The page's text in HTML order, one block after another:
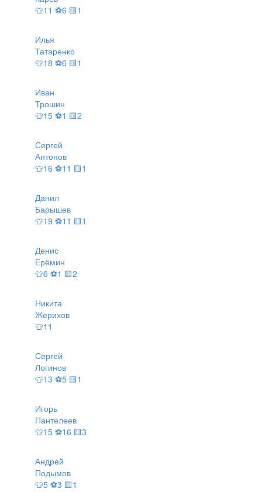
👕11 ⚽6 🟨1
Илья
Татаренко
👕18 ⚽6 🟨1
Иван
Трошин
👕15 ⚽1 🟨2
Сергей
Антонов
👕16 ⚽11 🟨1
Данил
Барышев
👕19 ⚽11 🟨1
Денис
Ерёмин
👕6 ⚽1 🟨2
Никита
Жерихов
👕11
Сергей
Логинов
👕13 ⚽5 🟨1
Игорь
Пантелеев
👕15 ⚽16 🟨3
Андрей
Подымов
👕5 ⚽3 🟨1